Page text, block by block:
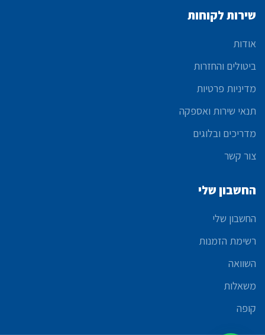
שירות לקוחות
אודות
ביטולים והחזרות
מדיניות פרטיות
תנאי שירות ואספקה
מדריכים ובלוגים
צור קשר
החשבון שלי
החשבון שלי
רשימת הזמנות
השוואה
משאלות
קופה